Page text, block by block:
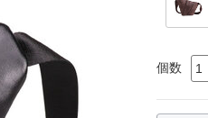
個数